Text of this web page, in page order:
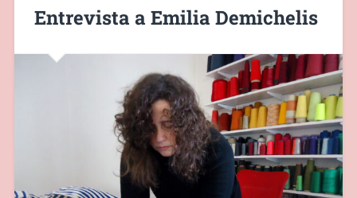
Entrevista a Emilia Demichelis